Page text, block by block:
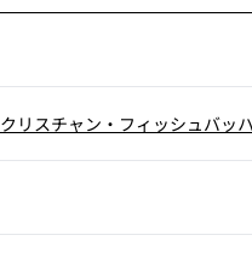
クリスチャン・フィッシュバッハ